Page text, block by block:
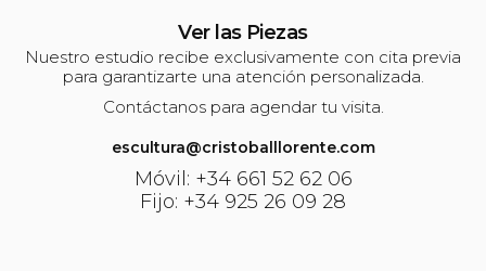
Ver las Piezas
Nuestro estudio recibe exclusivamente con cita previa
para garantizarte una atención personalizada.
Contáctanos para agendar tu visita.
escultura@cristoballlorente.com
Móvil: +34 661 52 62 06
Fijo: +34 925 26 09 28